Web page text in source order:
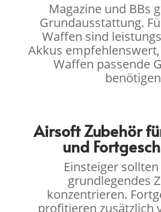
Magazine und BBs
Grundausstattung.
Waffen sind
Akkus
Waffen passende
Airsoft Zubehör
und
Einsteiger
grundlegendes
konzentrieren.
profitieren zusätzlich